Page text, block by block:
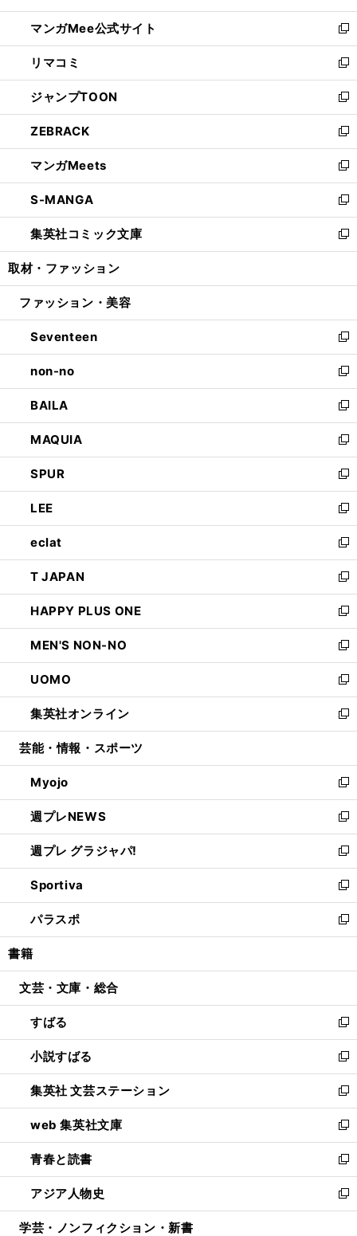
開
く
ン
ド
ウ
で
開
く
ウ
ィ
ン
ド
ウ
で
開
く
し
い
ウ
ィ
ン
ド
ウ
で
開
く
マンガMee公式サイト
新
し
い
ウ
ィ
ン
ド
ウ
で
開
く
リマコミ
新
し
い
ウ
ィ
ン
ド
ウ
で
開
く
ジャンプTOON
新
し
い
ウ
ィ
ン
ド
ウ
で
開
ZEBRACK
新
し
い
ウ
ィ
ン
ド
ウ
開
マンガMeets
新
し
い
ウ
ィ
ン
ウ
開
く
S-MANGA
新
し
い
ウ
ン
ウ
で
開
く
集英社コミック文庫
新
し
ウ
ン
ド
ウ
で
開
く
取材・ファッション
ファッション・美容
Seventeen
新
し
い
ウ
ィ
ン
ド
ウ
で
開
く
non-no
新
し
い
ウ
ィ
ン
ド
ウ
で
開
く
BAILA
新
し
い
ウ
ィ
ン
ド
ウ
で
開
く
MAQUIA
新
し
い
ウ
ィ
ン
ド
ウ
で
開
く
SPUR
新
し
い
ウ
ィ
ン
ド
ウ
で
開
く
LEE
新
し
い
ウ
ィ
ン
ド
ウ
で
開
く
eclat
新
し
い
ウ
ィ
ン
ド
ウ
で
開
く
T JAPAN
新
し
い
ウ
ィ
ン
ド
ウ
で
開
HAPPY PLUS ONE
新
し
い
ウ
ィ
ン
ド
ウ
開
く
MEN'S NON-NO
新
し
い
ウ
ィ
ン
ウ
で
開
く
UOMO
新
し
い
ウ
ン
ド
ウ
で
開
く
集英社オンライン
新
し
ウ
ィ
ン
ド
ウ
で
開
く
芸能・情報・スポーツ
Myojo
新
し
い
ウ
ィ
ン
ド
ウ
で
開
週プレNEWS
新
し
い
ウ
ィ
ン
ド
ウ
開
週プレ グラジャパ!
新
し
い
ウ
ィ
ン
ウ
開
く
Sportiva
新
し
い
ウ
ン
ウ
で
開
く
パラスポ
新
し
ウ
ン
ド
ウ
で
開
く
書籍
文芸・文庫・総合
すばる
新
し
い
ウ
ィ
ン
ド
ウ
で
開
く
小説すばる
新
し
い
ウ
ィ
ン
ド
ウ
で
開
集英社 文芸ステーション
新
し
い
ウ
ィ
ン
ド
ウ
web 集英社文庫
新
し
い
ウ
ィ
ン
青春と読書
新
し
い
ウ
アジア人物史
新
し
学芸・ノンフィクション・新書